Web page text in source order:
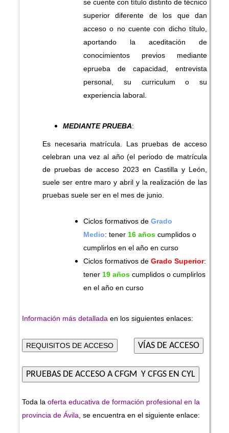
se cuente con título distinto de técnico
superior diferente de los que dan
acceso o no cuente con dicho título,
aportando la aceditación de
conocimientos previos mediante
eprueba de capacidad, entrevista
personal, su curriculum o su
experiencia laboral.
MEDIANTE PRUEBA:
Es necesaria matrícula. Las pruebas de acceso
celebran una vez al año (el periodo de matrícula
de pruebas de acceso 2023 en Castilla y León,
suele ser entre maro y abril y la realización de las
pruebas suele ser en el mes de junio.
Ciclos formativos de Grado
Medio: tener 16 años cumplidos o
cumplirlos en el año en curso
Ciclos formativos de Grado Superior:
tener 19 años cumplidos o cumplirlos
en el año en curso
Información más detallada en los siguientes enlaces:
Toda la oferta educativa de formación profesional en la
provincia de Ávila , se encuentra en el siguiente enlace: